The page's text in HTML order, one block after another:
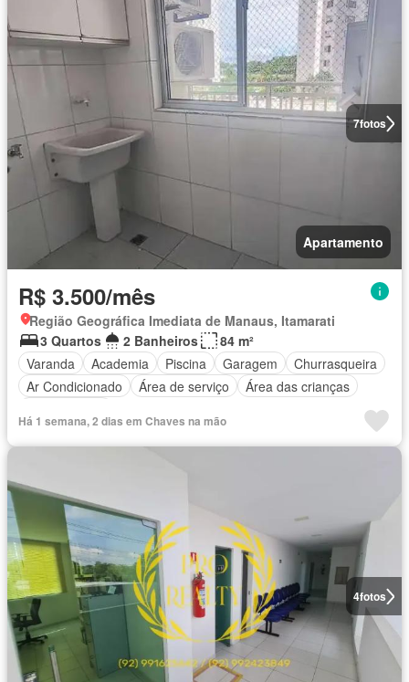
7fotos
Apartamento
R$ 3.500/mês
Região Geográfica Imediata de Manaus, Itamarati
3 Quartos
2 Banheiros
84 m²
Varanda
Academia Piscina Garagem
Churrasqueira
Ar Condicionado
Área de serviço
Área das crianças
Há 1 semana, 2 dias em Chaves na mão
4fotos